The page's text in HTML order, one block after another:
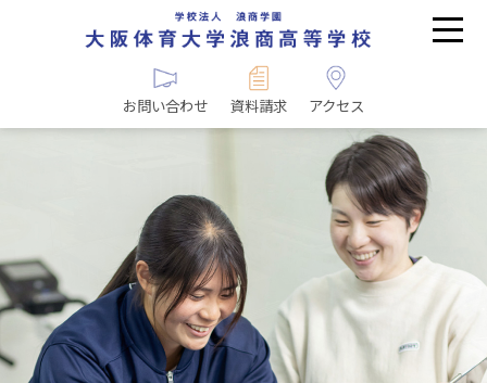
お問い合わせ 資料請求 アクセス